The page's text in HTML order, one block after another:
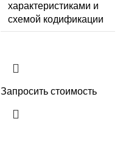
характеристиками и
схемой кодификации
Запросить стоимость